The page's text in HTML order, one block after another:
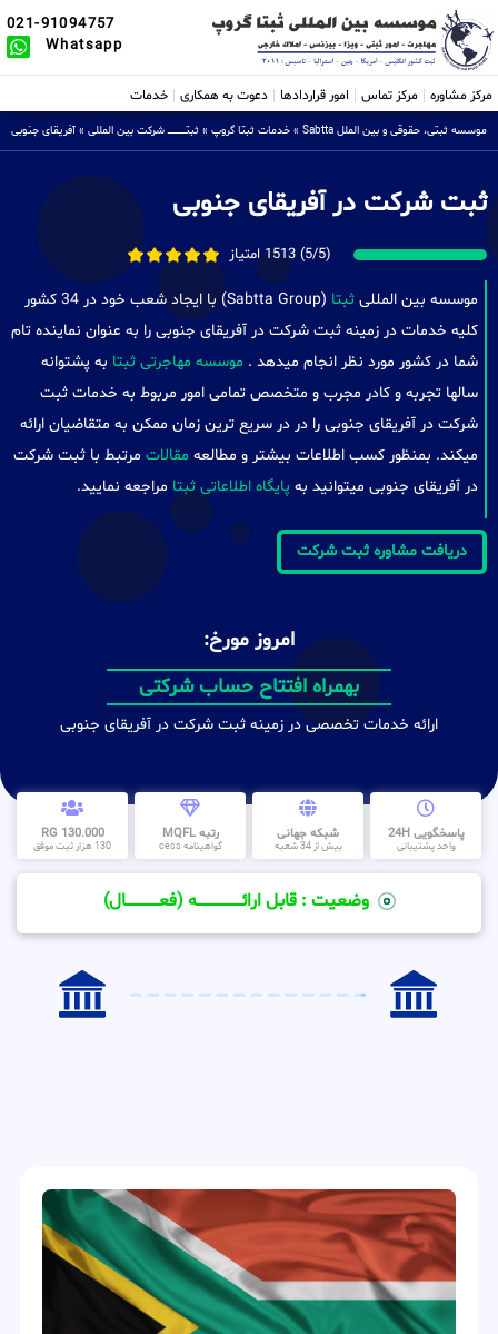
021-91094757
Whatsapp
مرکز مشاوره مرکز تماس امور قراردادها دعوت به همکاری خدمات
موسسه ثبتی، حقوقی و بین الملل Sabtta » خدمات ثبتا گروپ » ثبتــــــــــــــــ شرکت بین المللی » آفریقای جنوبی
ثبت شرکت در آفریقای جنوبی
(5/5) 1513 امتیاز
موسسه بین المللی ثبتا
(Sabtta Group) با ایجاد شعب خود در 34 کشور
کلیه خدمات در زمینه ثبت شرکت در آفریقای جنوبی را به عنوان نماینده تام
شما در کشور مورد نظر انجام میدهد . موسسه مهاجرتی ثبتا به پشتوانه
سالها تجربه و کادر مجرب و متخصص تمامی امور مربوط به خدمات ثبت
شرکت در آفریقای جنوبی را در در سریع ترین زمان ممکن به متقاضیان ارائه
میکند. بمنظور کسب اطلاعات بیشتر و مطالعه مقالات مرتبط با ثبت شرکت
در آفریقای جنوبی میتوانید به پایگاه اطلاعاتی ثبتا مراجعه نمایید.
دریافت مشاوره ثبت شرکت
امروز مورخ:
بهمراه افتتاح حساب شرکتی
ظرف مدت کمتر از 30 روز
ارائه خدمات تخصصی در زمینه ثبت شرکت در آفریقای جنوبی
پاسخگویی 24H
واحد پشتیبانی
شبکه جهانی
بیش از 34 شعبه
رتبه MQFL
گواهینامه cess
130.000 RG
130 هزار ثبت موفق
وضعیت : قابل ارائــــــــــــــــــــه (فعـــــــــــــــال)